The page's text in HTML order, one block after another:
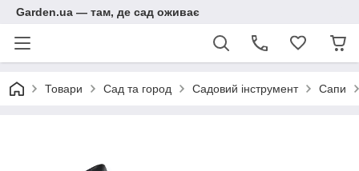
Garden.ua — там, де сад оживає
Товари Сад та город Садовий інструмент Сапи